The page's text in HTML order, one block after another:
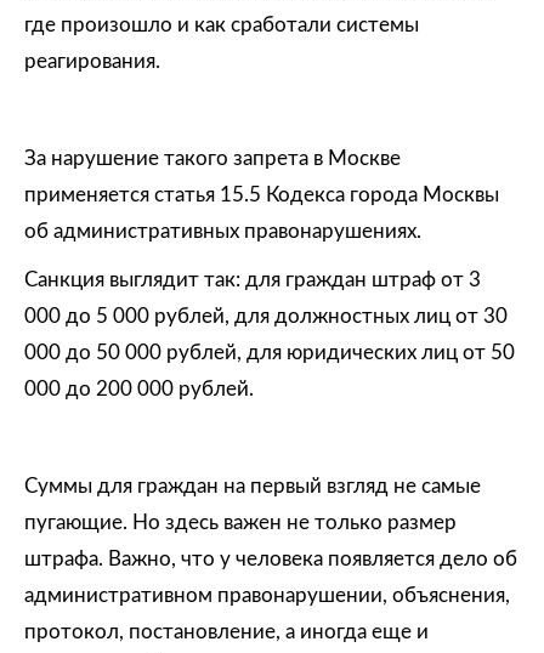
где произошло и как сработали системы
реагирования.
За нарушение такого запрета в Москве
применяется статья 15.5 Кодекса города Москвы
об административных правонарушениях.
Санкция выглядит так: для граждан штраф от 3
000 до 5 000 рублей, для должностных лиц от 30
000 до 50 000 рублей, для юридических лиц от 50
000 до 200 000 рублей.
Суммы для граждан на первый взгляд не самые
пугающие. Но здесь важен не только размер
штрафа. Важно, что у человека появляется дело об
административном правонарушении, объяснения,
протокол, постановление, а иногда еще и